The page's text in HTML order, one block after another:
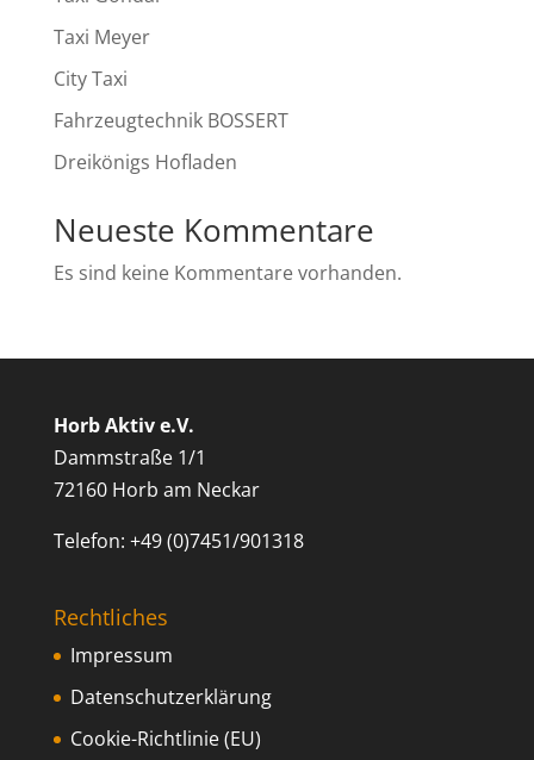
Taxi Meyer
City Taxi
Fahrzeugtechnik BOSSERT
Dreikönigs Hofladen
Neueste Kommentare
Es sind keine Kommentare vorhanden.
Horb Aktiv e.V.
Dammstraße 1/1
72160 Horb am Neckar
Telefon: +49 (0)7451/901318
Rechtliches
Impressum
Datenschutzerklärung
Cookie-Richtlinie (EU)